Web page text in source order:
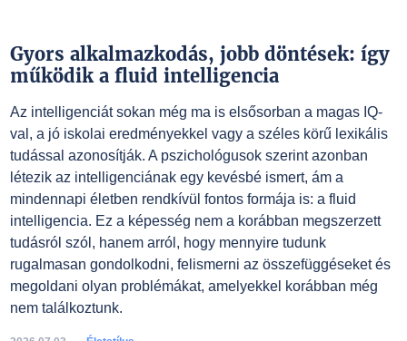
Gyors alkalmazkodás, jobb döntések: így
működik a fluid intelligencia
Az intelligenciát sokan még ma is elsősorban a magas IQ-
val, a jó iskolai eredményekkel vagy a széles körű lexikális
tudással azonosítják. A pszichológusok szerint azonban
létezik az intelligenciának egy kevésbé ismert, ám a
mindennapi életben rendkívül fontos formája is: a fluid
intelligencia. Ez a képesség nem a korábban megszerzett
tudásról szól, hanem arról, hogy mennyire tudunk
rugalmasan gondolkodni, felismerni az összefüggéseket és
megoldani olyan problémákat, amelyekkel korábban még
nem találkoztunk.